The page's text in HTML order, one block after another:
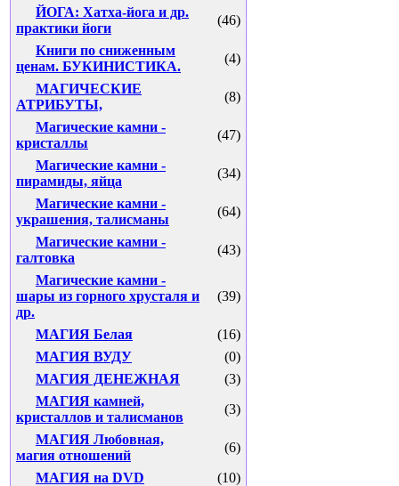
ЙОГА: Хатха-йога и др.
практики йоги
(46)
Книги по сниженным
ценам. БУКИНИСТИКА.
(4)
МАГИЧЕСКИЕ
АТРИБУТЫ,
(8)
Магические камни -
кристаллы
(47)
Магические камни -
пирамиды, яйца
(34)
Магические камни -
украшения, талисманы
(64)
Магические камни -
галтовка
(43)
Магические камни -
шары из горного хрусталя и
др.
(39)
МАГИЯ Белая
(16)
МАГИЯ ВУДУ
(0)
МАГИЯ ДЕНЕЖНАЯ
(3)
МАГИЯ камней,
кристаллов и талисманов
(3)
МАГИЯ Любовная,
магия отношений
(6)
МАГИЯ на DVD
(10)